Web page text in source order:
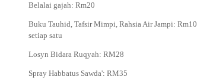
Belalai gajah: Rm20
Buku Tauhid, Tafsir Mimpi, Rahsia Air Jampi: Rm10
setiap satu
Losyn Bidara Ruqyah: RM28
Spray Habbatus Sawda': RM35